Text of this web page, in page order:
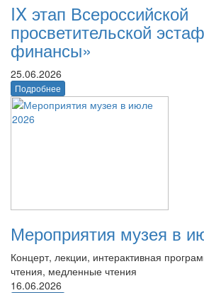
IX этап Всероссийской
просветительской
финансы»
25.06.2026
Подробнее
Мероприятия музея в
Концерт, лекции, интерактивная
чтения, медленные чтения
16.06.2026